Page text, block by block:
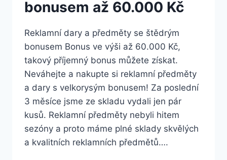
bonusem až 60.000 Kč
Reklamní dary a předměty se štědrým
bonusem Bonus ve výši až 60.000 Kč,
takový příjemný bonus můžete získat.
Neváhejte a nakupte si reklamní předměty
a dary s velkorysým bonusem! Za poslední
3 měsíce jsme ze skladu vydali jen pár
kusů. Reklamní předměty nebyli hitem
sezóny a proto máme plné sklady skvělých
a kvalitních reklamních předmětů….